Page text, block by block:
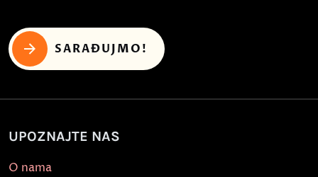
SARAĐUJMO!
UPOZNAJTE NAS
O nama